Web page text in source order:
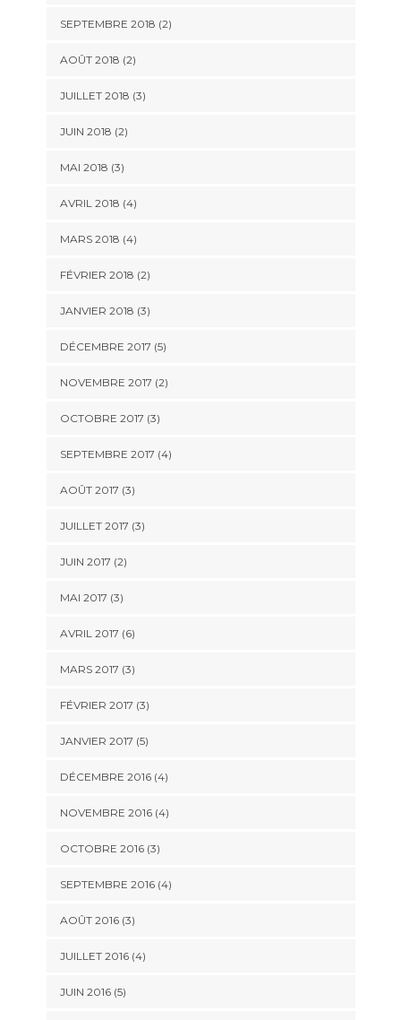
SEPTEMBRE 2018 (2)
AOÛT 2018 (2)
JUILLET 2018 (3)
JUIN 2018 (2)
MAI 2018 (3)
AVRIL 2018 (4)
MARS 2018 (4)
FÉVRIER 2018 (2)
JANVIER 2018 (3)
DÉCEMBRE 2017 (5)
NOVEMBRE 2017 (2)
OCTOBRE 2017 (3)
SEPTEMBRE 2017 (4)
AOÛT 2017 (3)
JUILLET 2017 (3)
JUIN 2017 (2)
MAI 2017 (3)
AVRIL 2017 (6)
MARS 2017 (3)
FÉVRIER 2017 (3)
JANVIER 2017 (5)
DÉCEMBRE 2016(4)
NOVEMBRE 2016(4)
OCTOBRE 2016(3)
SEPTEMBRE 2016(4)
AOÛT 2016(3)
JUILLET 2016(4)
JUIN 2016(5)